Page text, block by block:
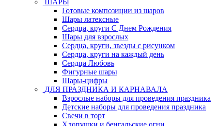
ШАРЫ
Готовые композиции из шаров
Шары латексные
Сердца, круги С Днем Рождения
Шары для взрослых
Сердца, круги, звезды с рисунком
Сердца, круги на каждый день
Сердца Любовь
Фигурные шары
Шары-цифры
ДЛЯ ПРАЗДНИКА И КАРНАВАЛА
Взрослые наборы для проведения праздника
Детские наборы для проведения праздника
Свечи в торт
Хлопушки и бенгальские огни